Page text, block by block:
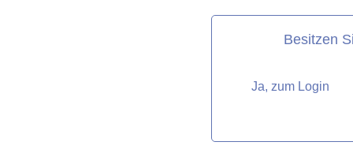
Besitzen
Ja, zum Login